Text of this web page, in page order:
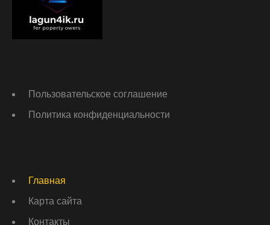
Пользовательское соглашение
Политика конфиденциальности
Главная
Карта сайта
Контакты